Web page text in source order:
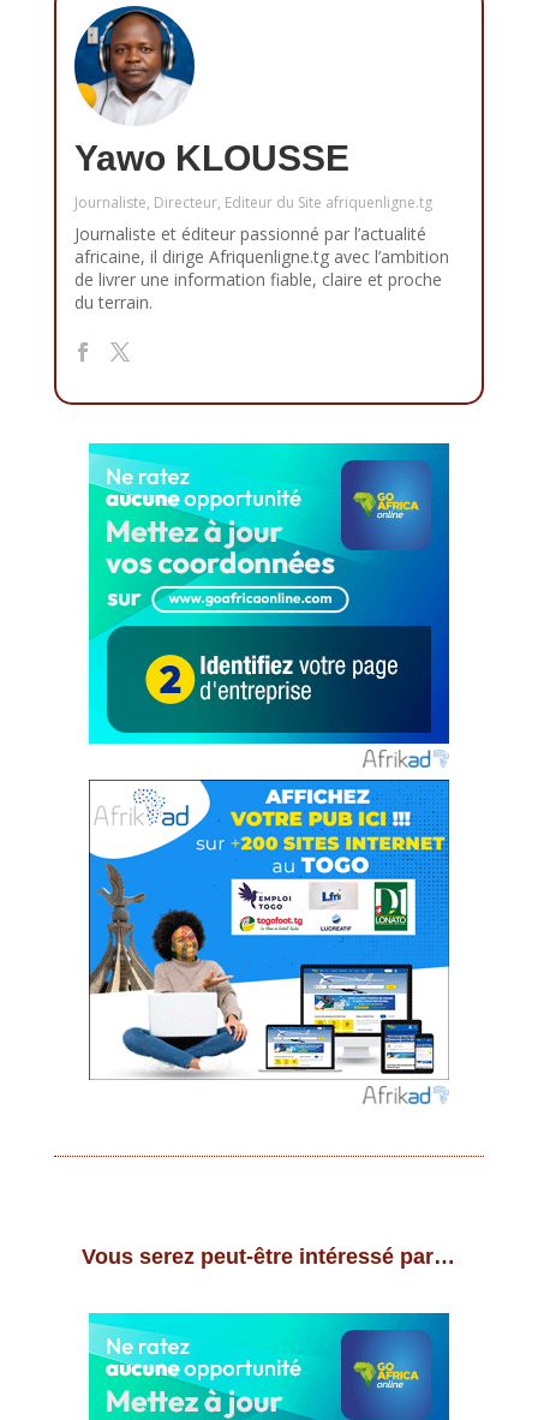
Yawo KLOUSSE
Journaliste, Directeur, Editeur du Site afriquenligne.tg
Journaliste et éditeur passionné par l’actualité
africaine, il dirige Afriquenligne.tg avec l’ambition
de livrer une information fiable, claire et proche
du terrain.
Vous serez peut-être intéressé par…